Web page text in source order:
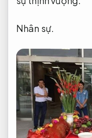
Nhân sự.